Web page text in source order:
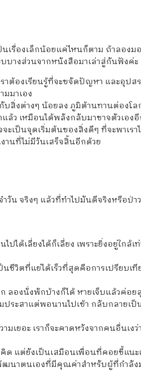
เรื่องเล็กน้อยแค่ไหนก็ตาม ถ้าลอง
างส่วนจากหนังสือมาเล่าสู่กันฟังค่ะ
ต้องเรียนรู้ที่จะขจัดปัญหา และอุปส
มาเอง
บสิ่งต่างๆ น้อยลง ภูมิต้านทานต่องโ
ว เหมือนได้พลังกลับมาชาจตัวเองอี
ป็นจุดเริ่มต้นของสิ่งดีๆ ที่จะพาเรา
านที่ไม่มีวันเสร็จสิ้นอีกด้วย
น จริงๆ แล้วที่ทำไปมันดีจริงหรือป่า
ปได้เลี่ยงได้ก็เลี่ยง เพราะยิ่งอยู่ใกล้
วิตที่แย่ได้เร็วที่สุดคือการเปรียบเที
งนั่งพักบ้างก็ได้ หายเจ็บแล้วค่อย
ระสาแต่พอนานไปเข้า กลับกลาย
มเยอะ เราก็จะคาดหวังจากคนอื่นเ
ต่ยังเป็นเสมือนเพื่อนที่คอยชี้แนะแ
นาตนเองที่มีคุณค่าสำหรับผู้ที่กำลัง